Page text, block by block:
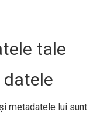
tale
metadatele lui sunt